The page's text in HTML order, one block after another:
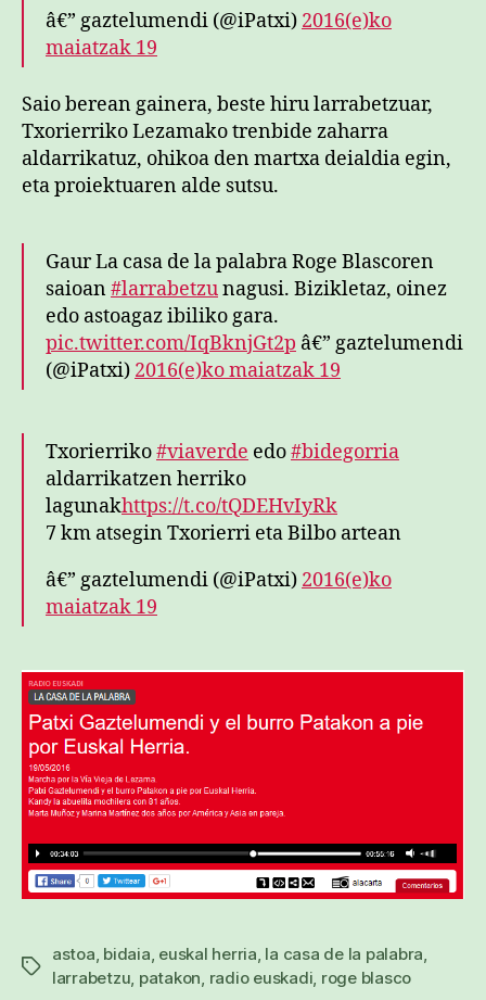
â€” gaztelumendi (@iPatxi) 2016(e)ko
maiatzak 19
Saio berean gainera, beste hiru larrabetzuar,
Txorierriko Lezamako trenbide zaharra
aldarrikatuz, ohikoa den martxa deialdia egin,
eta proiektuaren alde sutsu.
Gaur La casa de la palabra Roge Blascoren
saioan#larrabetzunagusi. Bizikletaz, oinez
edo astoagaz ibiliko gara.
pic.twitter.com/IqBknjGt2p â€” gaztelumendi
(@iPatxi) 2016(e)ko maiatzak 19
Txorierriko#viaverde edo#bidegorria
aldarrikatzen herriko
lagunakhttps://t.co/tQDEHvIyRk
7 km atsegin Txorierri eta Bilbo artean
â€” gaztelumendi (@iPatxi) 2016(e)ko
maiatzak 19
Etiketak
astoa, bidaia, euskal herria, la casa de la palabra,
larrabetzu, patakon, radio euskadi, roge blasco